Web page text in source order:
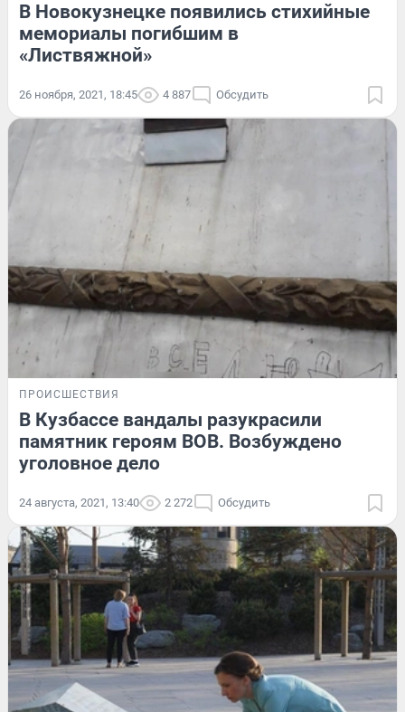
В Новокузнецке появились стихийные
мемориалы погибшим в
«Листвяжной»
26 ноября, 2021, 18:45 4 887 Обсудить
ПРОИСШЕСТВИЯ
В Кузбассе вандалы разукрасили
памятник героям ВОВ. Возбуждено
уголовное дело
24 августа, 2021, 13:40 2 272 Обсудить